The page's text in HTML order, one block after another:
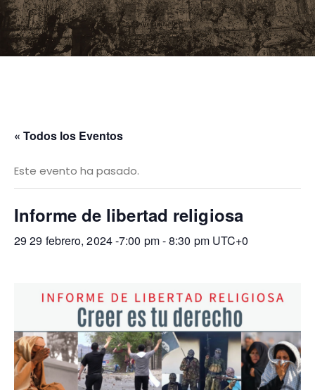
« Todos los Eventos
Este evento ha pasado.
Informe de libertad religiosa
29 29 febrero, 2024 -7:00 pm-8:30 pm UTC+0